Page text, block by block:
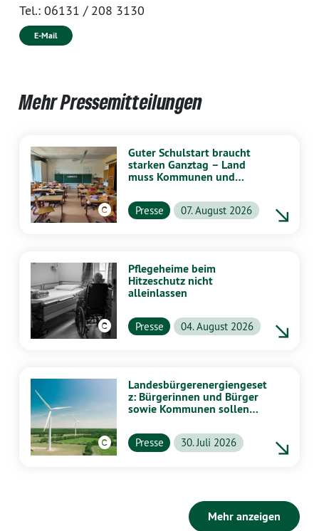
Tel.: 06131 / 208 3130
E-Mail
Mehr Pressemitteilungen
Guter Schulstart braucht
starken Ganztag – Land
muss Kommunen und
unterstützen
Presse 07. August 2026
Pflegeheime beim
Hitzeschutz nicht
alleinlassen
Presse 04. August 2026
Landesbürgerenergiengeset
z: Bürgerinnen und Bürger
sowie Kommunen sollen
profitieren
Presse 30. Juli 2026
Mehr anzeigen